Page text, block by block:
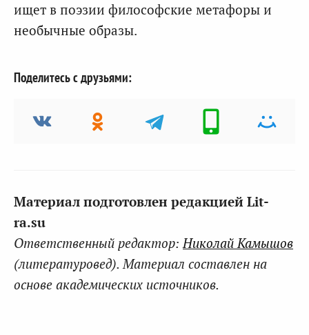
ищет в поэзии философские метафоры и
необычные образы.
Поделитесь с друзьями:
Материал подготовлен редакцией Lit-
ra.su
Ответственный редактор:Николай Камышов
(литературовед). Материал составлен на
основе академических источников.